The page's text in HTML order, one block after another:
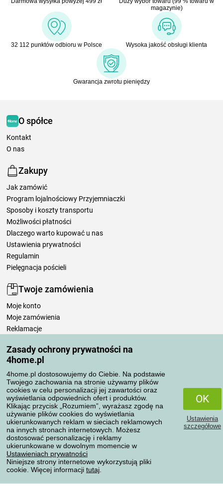
Zasady ochrony prywatności na
4home.pl
4home.pl dostosowujemy do Ciebie. Na podstawie
Twojego zachowania na stronie używamy plików
cookies w celu personalizacji jej zawartości oraz
wyświetlania odpowiednich ofert i produktów.
Klikając przycisk „Rozumiem”, wyrażasz zgodę na
używanie plików cookies do wyświetlania
ukierunkowanych reklam w sieciach reklamowych
na innych stronach internetowych. Możesz
dostosować personalizację i reklamy
ukierunkowane w dowolnym momencie w
Ustawieniach prywatności
Niniejsze strony internetowe wykorzystują pliki
cookie. Więcej informacji tutaj
OK
Ustawienia
szczegółowe
magazynie)
32 112 punktów odbioru w Polsce Wysoka jakość obsługi klienta
Gwarancja zwrotu pieniędzy
O spółce
Kontakt
O nas
Zakupy
Jak zamówić
Program lojalnościowy Przyjemniaczki
Sposoby i koszty transportu
Możliwości płatności
Dlaczego warto kupować u nas
Ustawienia prywatności
Regulamin
Pielęgnacja pościeli
Twoje zamówienia
Moje konto
Moje zamówienia
Reklamacje
Zasady przetwarzania recenzji
Sposoby transportu
Metody płatności
Niezawodny sklep